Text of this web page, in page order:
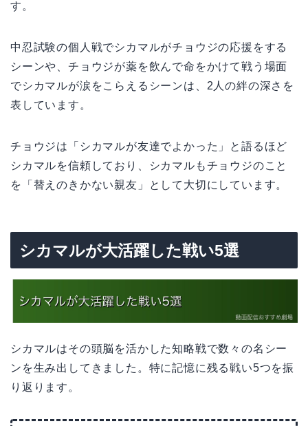
す。
中忍試験の個人戦でシカマルがチョウジの応援をする
シーンや、チョウジが薬を飲んで命をかけて戦う場面
でシカマルが涙をこらえるシーンは、2人の絆の深さを
表しています。
チョウジは「シカマルが友達でよかった」と語るほど
シカマルを信頼しており、シカマルもチョウジのこと
を「替えのきかない親友」として大切にしています。
シカマルが大活躍した戦い5選
シカマルはその頭脳を活かした知略戦で数々の名シー
ンを生み出してきました。特に記憶に残る戦い5つを振
り返ります。